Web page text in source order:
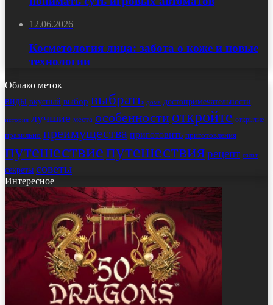
12.06.2026
Косметология лица: забота о коже и новые
технологии
Облако меток
виды вкусный выбор выбрать дома достопримечательности
история лучшие места особенности откройте открытие
правильно преимущества приготовить приготовления
путешествиепутешествиярецепт салат
секреты советы
Интересное